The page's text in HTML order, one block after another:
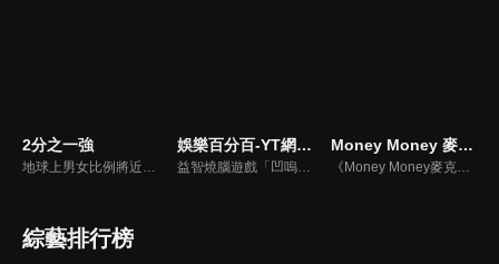
2分之一強
地球上男女比例將近一比一，也就是有二分之一的女人。我們認為新世代的女人不論在能力、經濟、教育、工作上都不輸男人，這些獨立自主的女人早已撐起半邊天，她們有自己的價值觀和感情觀，我們稱她們是『二分之一強』。
娛樂百分百-YT網路版
益智燒腦遊戲「凹嗚狼人殺」激發你的邏輯推理能力，偶像巨星雲集，全球娛樂資訊，一手掌握不脫節！2025全新升級改版，盡在《娛樂百分百-YT網路版》！
Money Money 麥克瘋
《Money Money麥克瘋》節目強調不比音準、不比音色，也不比外型、外貌、氣質、長相等如何，只強調只要歌詞記得牢，就可以參加比賽。
綜藝排行榜